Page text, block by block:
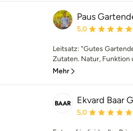
Paus
5,0
Leitsatz: "Gutes
Zutaten. Natur, Funktion
Mehr
Ekvard Baar
5,0